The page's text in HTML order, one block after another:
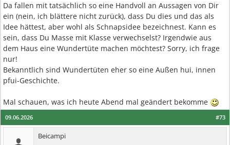
Da fallen mit tatsächlich so eine Handvoll an Aussagen von Dir
ein (nein, ich blättere nicht zurück), dass Du dies und das als
Idee hättest, aber wohl als Schnapsidee bezeichnest. Kann es
sein, dass Du Masse mit Klasse verwechselst? Irgendwie aus
dem Haus eine Wundertüte machen möchtest? Sorry, ich frage
nur!
Bekanntlich sind Wundertüten eher so eine Außen hui, innen
pfui-Geschichte.
Mal schauen, was ich heute Abend mal geändert bekomme
#73
09.06.2026
Beicampi